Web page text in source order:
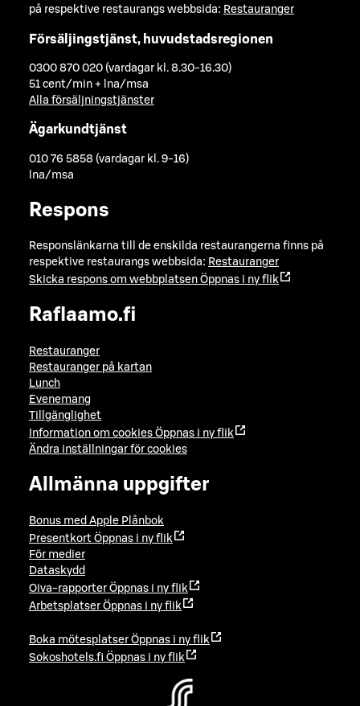
på respektive restaurangs webbsida: Restauranger
Försäljingstjänst, huvudstadsregionen
0300 870 020 (vardagar kl. 8.30-16.30)
51 cent/min + lna/msa
Alla försäljningstjänster
Ägarkundtjänst
010 76 5858 (vardagar kl. 9-16)
lna/msa
Respons
Responslänkarna till de enskilda restaurangerna finns på
respektive restaurangs webbsida: Restauranger
Skicka respons om webbplatsen Öppnas i ny flik
Raflaamo.fi
Restauranger
Restauranger på kartan
Lunch
Evenemang
Tillgänglighet
Information om cookies Öppnas i ny flik
Ändra inställningar för cookies
Allmänna uppgifter
Bonus med Apple Plånbok
Presentkort Öppnas i ny flik
För medier
Dataskydd
Oiva-rapporter Öppnas i ny flik
Arbetsplatser Öppnas i ny flik
Boka mötesplatser Öppnas i ny flik
Sokoshotels.fi Öppnas i ny flik